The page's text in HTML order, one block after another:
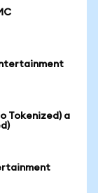
Tokenized) a